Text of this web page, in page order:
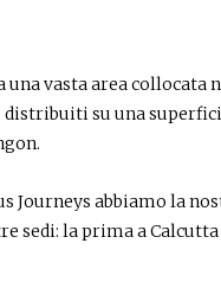
una vasta area
su una
Journeys abbiamo la
la prima a Calcutta